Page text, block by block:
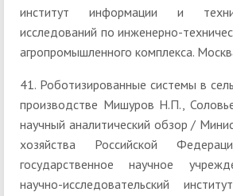
институт информации и
исследований по инженерно-
агропромышленного комплекса.
41. Роботизированные системы в
производстве Мишуров Н.П.,
научный аналитический обзор /
хозяйства Российской
государственное научное
научно-исследовательский